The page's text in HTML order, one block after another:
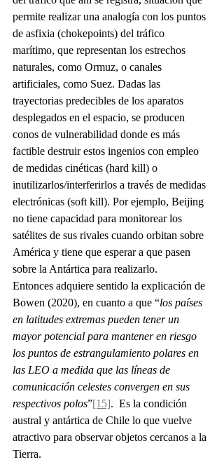
permite realizar una analogía con los puntos
de asfixia (chokepoints) del tráfico
marítimo, que representan los estrechos
naturales, como Ormuz, o canales
artificiales, como Suez. Dadas las
trayectorias predecibles de los aparatos
desplegados en el espacio, se producen
conos de vulnerabilidad donde es más
factible destruir estos ingenios con empleo
de medidas cinéticas (hard kill) o
inutilizarlos/interferirlos a través de medidas
electrónicas (soft kill). Por ejemplo, Beijing
no tiene capacidad para monitorear los
satélites de sus rivales cuando orbitan sobre
América y tiene que esperar a que pasen
sobre la Antártica para realizarlo.
Entonces adquiere sentido la explicación de
Bowen (2020), en cuanto a que “los países
en latitudes extremas pueden tener un
mayor potencial para mantener en riesgo
los puntos de estrangulamiento polares en
las LEO a medida que las líneas de
comunicación celestes convergen en sus
respectivos polos”[15].  Es la condición
austral y antártica de Chile lo que vuelve
atractivo para observar objetos cercanos a la
Tierra.